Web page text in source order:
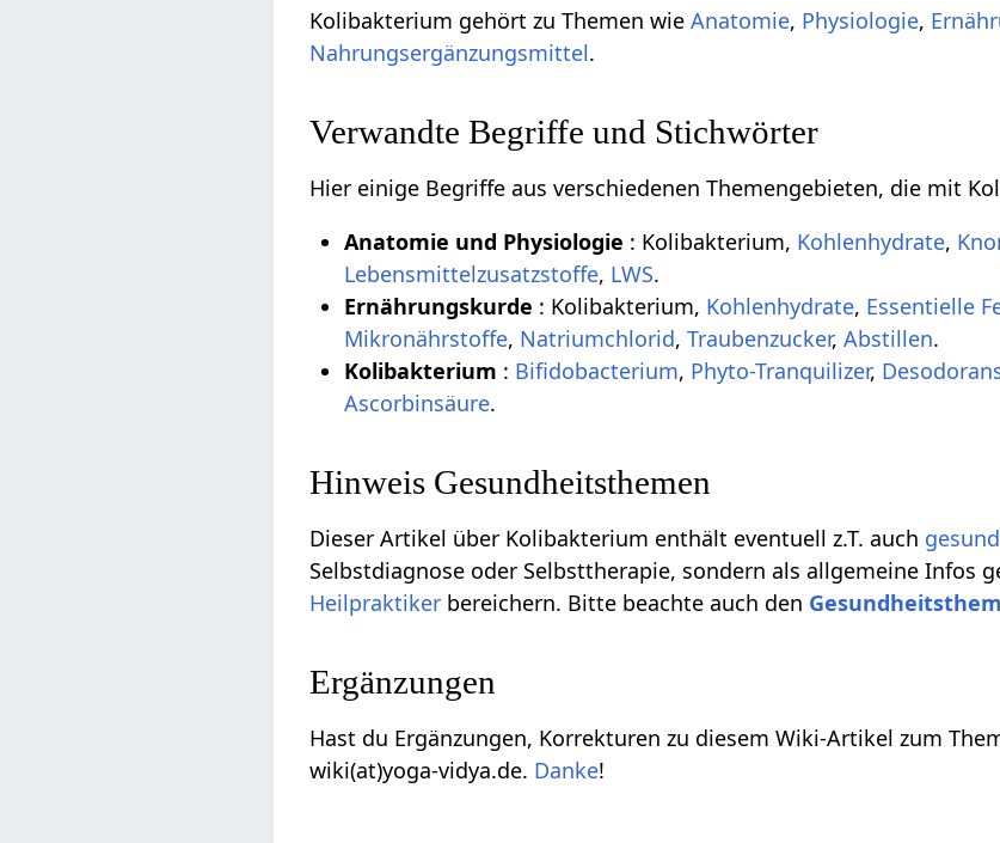
Kolibakterium gehört zu Themen wieAnatomie, Physiologie,
Nahrungsergänzungsmittel.
Verwandte Begriffe und Stichwörter
Hier einige Begriffe aus verschiedenen Themengebieten, die mit
Anatomie und Physiologie : Kolibakterium, Kohlenhydrate,
Lebensmittelzusatzstoffe, LWS.
Ernährungskurde : Kolibakterium, Kohlenhydrate, Essentielle
Mikronährstoffe, Natriumchlorid,Traubenzucker,Abstillen.
Kolibakterium : Bifidobacterium, Phyto-Tranquilizer,
Ascorbinsäure.
Hinweis Gesundheitsthemen
Dieser Artikel über Kolibakterium enthält eventuell z.T. auch
Selbstdiagnose oder Selbsttherapie, sondern als allgemeine Infos
Heilpraktiker bereichern. Bitte beachte auch den
Ergänzungen
Hast du Ergänzungen, Korrekturen zu diesem Wiki-Artikel zum
wiki(at)yoga-vidya.de. Danke!